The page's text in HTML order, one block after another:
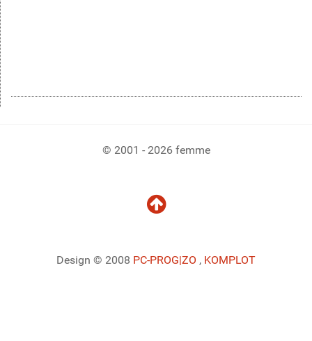
© 2001 - 2026 femme
Design © 2008 PC-PROG|ZO , KOMPLOT